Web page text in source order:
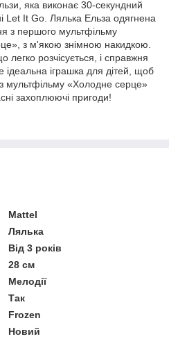
яка виконає 30-секундний
Let It Go. Лялька Ельза одягнена
з першого мультфільму
з м'якою знімною накидкою.
розчісується, і справжня
ідеальна іграшка для дітей, щоб
мультфільму «Холодне серце»
захоплюючі пригоди!
Mattel
Лялька
Від 3 років
28 см
Мелодії
Так
Frozen
Новий